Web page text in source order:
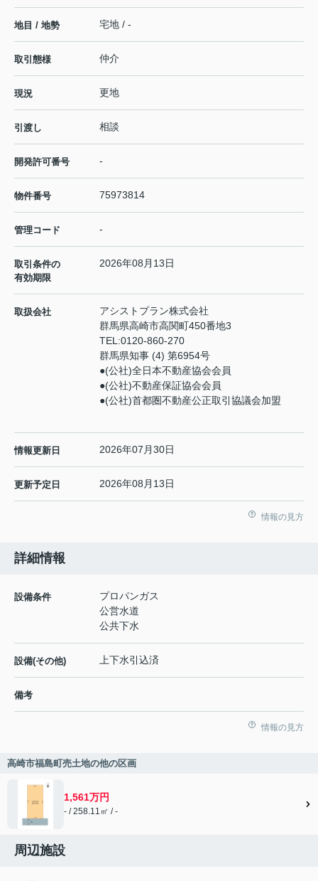
地目 / 地勢 宅地 / -
取引態様 仲介
現況 更地
引渡し 相談
開発許可番号 -
物件番号 75973814
管理コード -
取引条件の
有効期限
2026年08月13日
取扱会社
アシストプラン株式会社
群馬県高崎市高関町450番地3
TEL:0120-860-270
群馬県知事 (4) 第6954号
●(公社)全日本不動産協会会員
●(公社)不動産保証協会会員
●(公社)首都圏不動産公正取引協議会加盟
情報更新日 2026年07月30日
更新予定日 2026年08月13日
情報の見方
詳細情報
設備条件
プロパンガス
公営水道
公共下水
設備(その他) 上下水引込済
備考
情報の見方
高崎市福島町売土地の他の区画
1,561万円
- / 258.11㎡ / -
周辺施設